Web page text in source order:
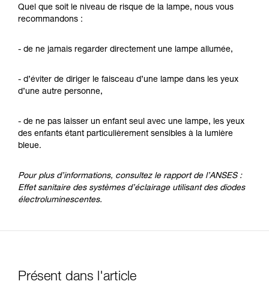
Quel que soit le niveau de risque de la lampe, nous vous
recommandons :
- de ne jamais regarder directement une lampe allumée,
- d’éviter de diriger le faisceau d’une lampe dans les yeux
d’une autre personne,
- de ne pas laisser un enfant seul avec une lampe, les yeux
des enfants étant particulièrement sensibles à la lumière
bleue.
Pour plus d’informations, consultez le rapport de l’ANSES :
Effet sanitaire des systèmes d’éclairage utilisant des diodes
électroluminescentes.
Présent dans l'article